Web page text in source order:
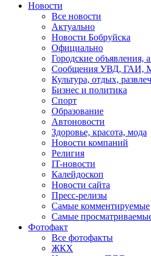
Новости
Все новости
Актуально
Новости Бобруйска
Официально
Городские объявления,
Сообщения УВД, ГАИ,
Культура, отдых,
Бизнес и политика
Спорт
Образование
Автоновости
Здоровье, красота, мода
Новости компаний
Религия
IT-новости
Калейдоскоп
Новости сайта
Пресс-релизы
Самые комментируемые
Самые
Фотофакт
Все фотофакты
ЖКХ